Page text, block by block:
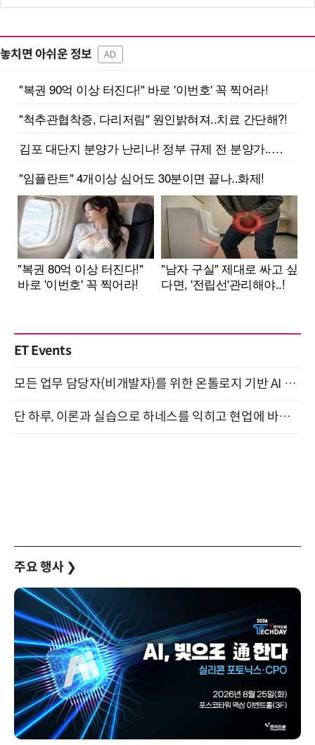
놓치면 아쉬운 정보 AD
ET Events
모든 업무 담당자(비개발자)를 위한 온톨로지 기반 AI 지식체계 설계 1-day 워크숍 8월 20일 개최
단 하루, 이론과 실습으로 하네스를 익히고 현업에 바로 쓰는 핸즈온 워크숍 (8/20)
주요 행사 ❯